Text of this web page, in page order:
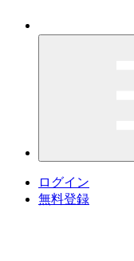
ログイン
無料登録